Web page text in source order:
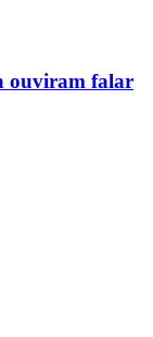
ouviram falar